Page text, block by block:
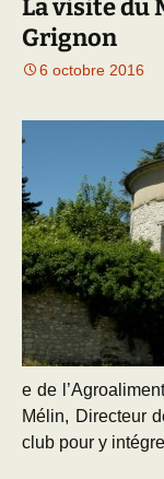
La visite du
Grignon
6 octobre 2016
e de
Mélin, Directeur
club pour y